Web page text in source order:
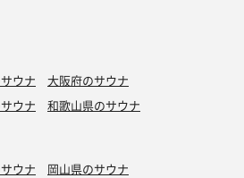
ウナ
大阪府のサウナ
ウナ 和歌山県のサウナ
ウナ
岡山県のサウナ